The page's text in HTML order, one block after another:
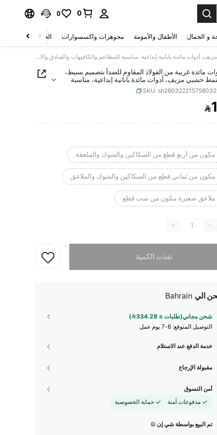
0
0
و الجمال الأطفال والأمومة مجوهرات واكسسوارات الحقائب والأمتعة
طقم أدوات مائدة غربية من الفولاذ المقاوم للصدأ بتصميم بسيط، مقبض بنمط خشبي مزيف، أدوات مائدة يابانية إبداعية، مناسبة للمطاعم والكافيهات والفنادق والاستخدام المنزلي
مائدة غربية من الفولاذ المقاوم للصدأ بتصميم بسيط،
خشبي مزيف، أدوات مائدة يابانية إبداعية، مناسبة
والكافيهات والفنادق والاستخدام المنزلي
SKU:
PRICE AND 
من أربع قطع من السكاكين والشوك والملعقة
من ثماني قطع من السكاكين والشوك والملاعق
صغيرة مكون من ست قطع
نفذت الكمية
الي Bahrain
شحن مجاني(طلبات ≥ 334.28)
التوصيل المتوقع: 6-7 يوم عمل
خدمة الدفع عند الاستلام
مقبولة الإرجاع
أمن التسوق
مدفوعات آمنة
حماية الخصوصية
تم البيع بواسطة شي إن